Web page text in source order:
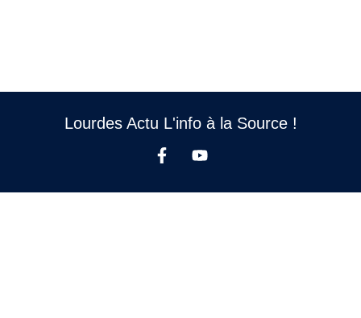
Lourdes Actu L'info à la Source !